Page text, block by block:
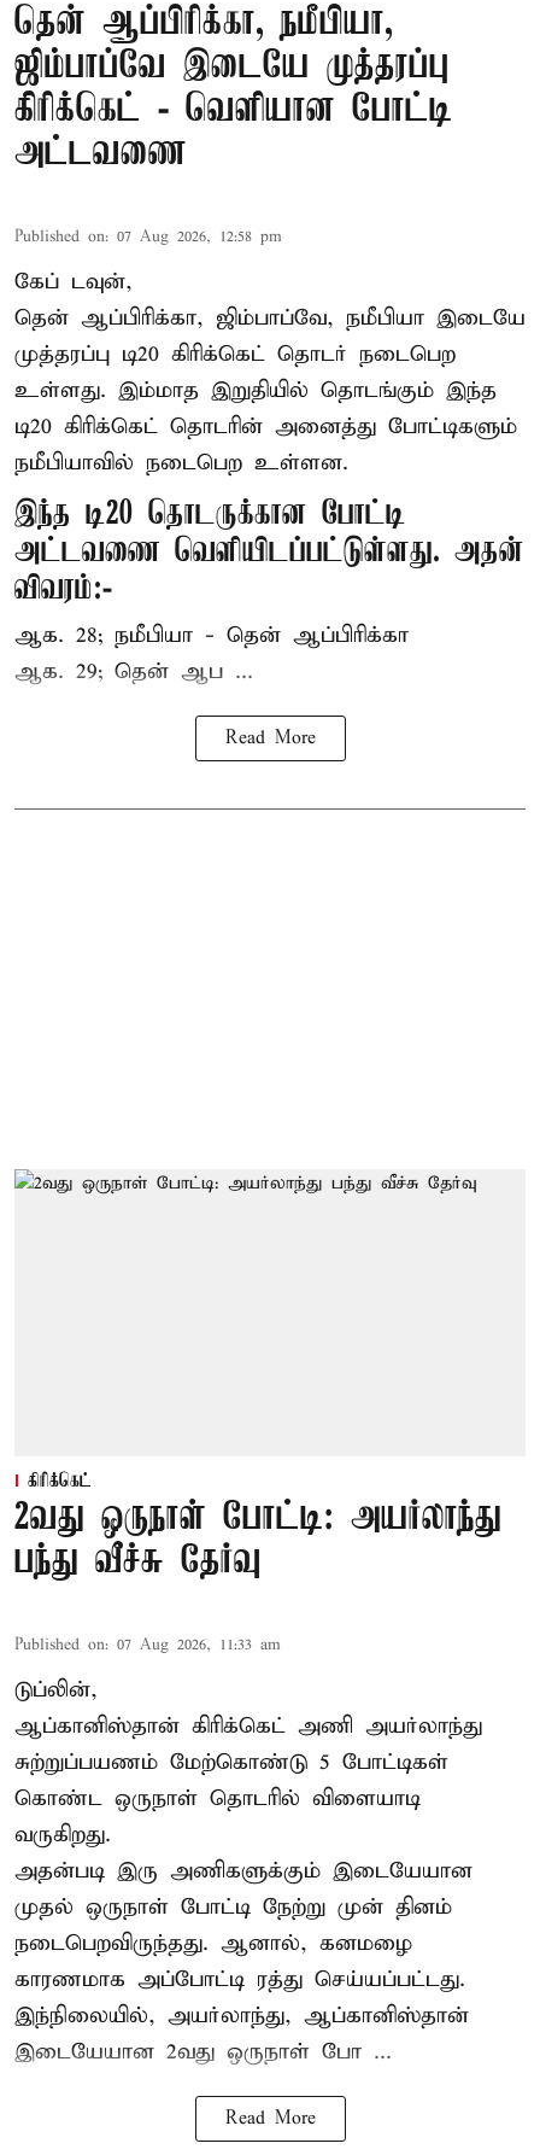
தென் ஆப்பிரிக்கா, நமீபியா,
ஜிம்பாப்வே இடையே முத்தரப்பு
கிரிக்கெட் - வெளியான போட்டி
அட்டவணை
Published on: 07 Aug 2026, 12:58 pm
கேப் டவுன்,
தென் ஆப்பிரிக்கா, ஜிம்பாப்வே, நமீபியா இடையே
முத்தரப்பு டி20 கிரிக்கெட் தொடர் நடைபெற
உள்ளது. இம்மாத இறுதியில் தொடங்கும் இந்த
டி20 கிரிக்கெட் தொடரின் அனைத்து போட்டிகளும்
நமீபியாவில் நடைபெற உள்ளன.
இந்த டி20 தொடருக்கான போட்டி
அட்டவணை வெளியிடப்பட்டுள்ளது. அதன்
விவரம்:-
ஆக. 28; நமீபியா - தென் ஆப்பிரிக்கா
ஆக. 29; தென் ஆப ...
Read More
கிரிக்கெட்
2வது ஒருநாள் போட்டி: அயர்லாந்து
பந்து வீச்சு தேர்வு
Published on: 07 Aug 2026, 11:33 am
டுப்லின்,
ஆப்கானிஸ்தான் கிரிக்கெட் அணி அயர்லாந்து
சுற்றுப்பயணம் மேற்கொண்டு 5 போட்டிகள்
கொண்ட ஒருநாள் தொடரில் விளையாடி
வருகிறது.
அதன்படி இரு அணிகளுக்கும் இடையேயான
முதல் ஒருநாள் போட்டி நேற்று முன் தினம்
நடைபெறவிருந்தது. ஆனால், கனமழை
காரணமாக அப்போட்டி ரத்து செய்யப்பட்டது.
இந்நிலையில், அயர்லாந்து, ஆப்கானிஸ்தான்
இடையேயான 2வது ஒருநாள் போ ...
Read More